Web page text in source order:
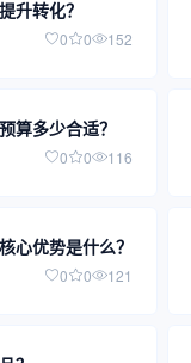
升转化？
0 0 152
算多少合适？
0 0 116
心优势是什么？
0 0 121